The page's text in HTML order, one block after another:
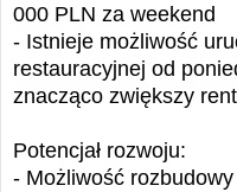
000 PLN za weekend
- Istnieje możliwość
restauracyjnej od
znacząco zwiększy
Potencjał rozwoju:
- Możliwość